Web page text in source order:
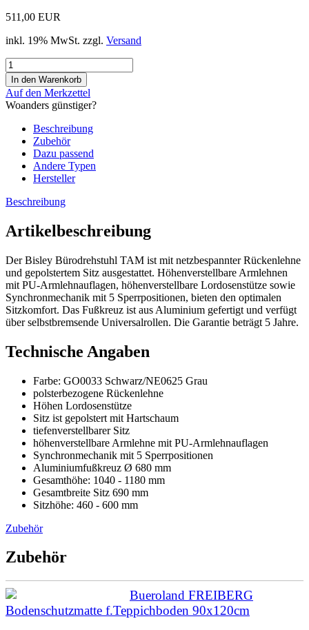
511,00 EUR
inkl. 19% MwSt. zzgl. Versand
Auf den Merkzettel
Woanders günstiger?
Beschreibung
Zubehör
Dazu passend
Andere Typen
Hersteller
Beschreibung
Artikelbeschreibung
Der Bisley Bürodrehstuhl TAM ist mit netzbespannter Rückenlehne
und gepolstertem Sitz ausgestattet. Höhenverstellbare Armlehnen
mit PU-Armlehnauflagen, höhenverstellbare Lordosenstütze sowie
Synchronmechanik mit 5 Sperrpositionen, bieten den optimalen
Sitzkomfort. Das Fußkreuz ist aus Aluminium gefertigt und verfügt
über selbstbremsende Universalrollen. Die Garantie beträgt 5 Jahre.
Technische Angaben
Farbe: GO0033 Schwarz/NE0625 Grau
polsterbezogene Rückenlehne
Höhen Lordosenstütze
Sitz ist gepolstert mit Hartschaum
tiefenverstellbarer Sitz
höhenverstellbare Armlehne mit PU-Armlehnauflagen
Synchronmechanik mit 5 Sperrpositionen
Aluminiumfußkreuz Ø 680 mm
Gesamthöhe: 1040 - 1180 mm
Gesamtbreite Sitz 690 mm
Sitzhöhe: 460 - 600 mm
Zubehör
Zubehör
Bueroland FREIBERG
Bodenschutzmatte f.Teppichboden 90x120cm